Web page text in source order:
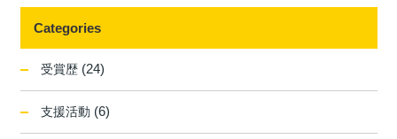
Categories
受賞歴 (24)
支援活動 (6)